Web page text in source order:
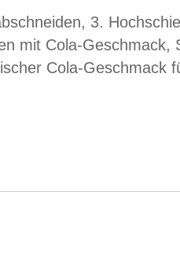
3.
mit Cola-Geschmack,
Cola-Geschmack